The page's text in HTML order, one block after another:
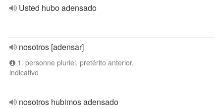
Usted hubo adensado
nosotros [adensar]
1. personne pluriel, pretérito anterior,
indicativo
nosotros hubimos adensado